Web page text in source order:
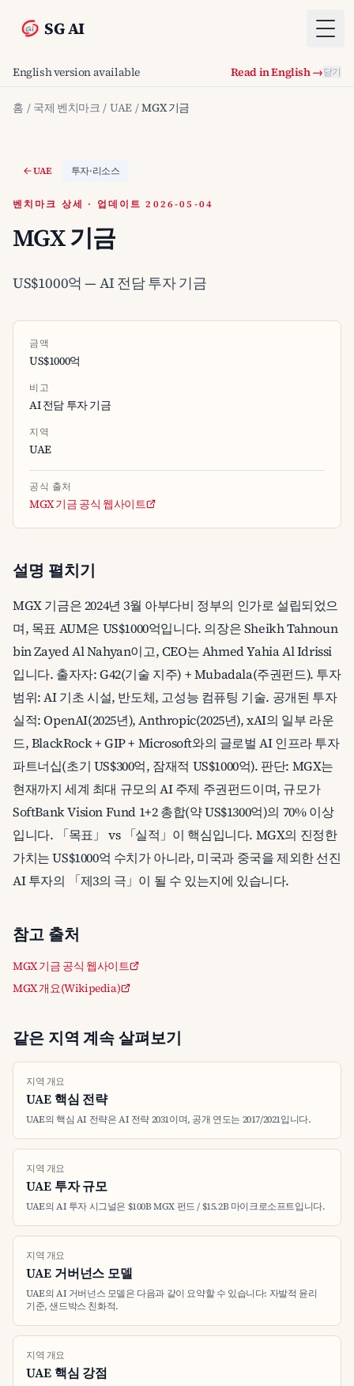
SG AI
English version available Read in English →닫기
홈 / 국제 벤치마크 / UAE / MGX 기금
UAE 투자·리소스
벤치마크 상세 · 업데이트 2026-05-04
MGX 기금
US$1000억 — AI 전담 투자 기금
금액
US$1000억
비고
AI 전담 투자 기금
지역
UAE
공식 출처
MGX 기금 공식 웹사이트
설명 펼치기
MGX 기금은 2024년 3월 아부다비 정부의 인가로 설립되었으
며, 목표 AUM은 US$1000억입니다. 의장은 Sheikh Tahnoun
bin Zayed Al Nahyan이고, CEO는 Ahmed Yahia Al Idrissi
입니다. 출자자: G42(기술 지주) + Mubadala(주권펀드). 투자
범위: AI 기초 시설, 반도체, 고성능 컴퓨팅 기술. 공개된 투자
실적: OpenAI(2025년), Anthropic(2025년), xAI의 일부 라운
드, BlackRock + GIP + Microsoft와의 글로벌 AI 인프라 투자
파트너십(초기 US$300억, 잠재적 US$1000억). 판단: MGX는
현재까지 세계 최대 규모의 AI 주제 주권펀드이며, 규모가
SoftBank Vision Fund 1+2 총합(약 US$1300억)의 70% 이상
입니다. 「목표」 vs 「실적」이 핵심입니다. MGX의 진정한
가치는 US$1000억 수치가 아니라, 미국과 중국을 제외한 선진
AI 투자의 「제3의 극」이 될 수 있는지에 있습니다.
참고 출처
MGX 기금 공식 웹사이트
MGX 개요(Wikipedia)
같은 지역 계속 살펴보기
지역 개요
UAE 핵심 전략
UAE의 핵심 AI 전략은 AI 전략 2031이며, 공개 연도는 2017/2021입니다.
지역 개요
UAE 투자 규모
UAE의 AI 투자 시그널은 $100B MGX 펀드 / $15.2B 마이크로소프트입니다.
지역 개요
UAE 거버넌스 모델
UAE의 AI 거버넌스 모델은 다음과 같이 요약할 수 있습니다: 자발적 윤리
기준, 샌드박스 친화적.
지역 개요
UAE 핵심 강점